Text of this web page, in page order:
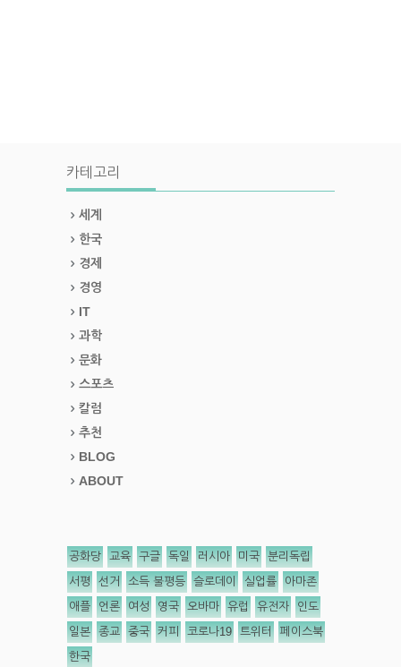
카테고리
세계
한국
경제
경영
IT
과학
문화
스포츠
칼럼
추천
BLOG
ABOUT
공화당 교육 구글 독일 러시아 미국 분리독립
서평 선거 소득 불평등 슬로데이 실업률 아마존
애플 언론 여성 영국 오바마 유럽 유전자 인도
일본 종교 중국 커피 코로나19 트위터 페이스북
한국